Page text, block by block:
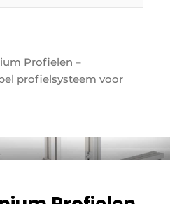
Profielen –
profielsysteem voor